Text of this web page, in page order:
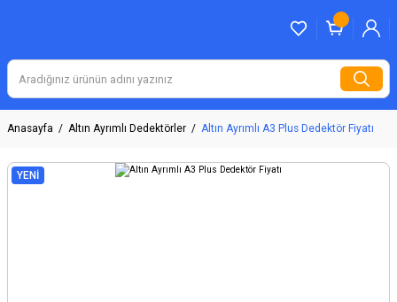
Anasayfa Altın Ayrımlı Dedektörler Altın Ayrımlı A3 Plus Dedektör Fiyatı
YENİ